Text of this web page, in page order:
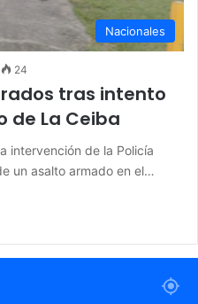
Nacionales
24
tras intento
de La Ceiba
intervención de la Policía
un asalto armado en el…